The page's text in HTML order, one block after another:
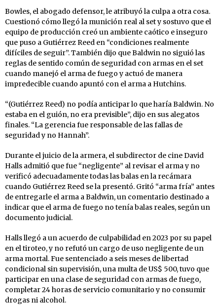
Bowles, el abogado defensor, le atribuyó la culpa a otra cosa.
Cuestionó cómo llegó la munición real al set y sostuvo que el
equipo de producción creó un ambiente caótico e inseguro
que puso a Gutiérrez Reed en “condiciones realmente
difíciles de seguir”. También dijo que Baldwin no siguió las
reglas de sentido común de seguridad con armas en el set
cuando manejó el arma de fuego y actuó de manera
impredecible cuando apuntó con el arma a Hutchins.
“(Gutiérrez Reed) no podía anticipar lo que haría Baldwin. No
estaba en el guión, no era previsible”, dijo en sus alegatos
finales. “La gerencia fue responsable de las fallas de
seguridad y no Hannah”.
Durante el juicio de la armera, el subdirector de cine David
Halls admitió que fue “negligente” al revisar el arma y no
verificó adecuadamente todas las balas en la recámara
cuando Gutiérrez Reed se la presentó. Gritó “arma fría” antes
de entregarle el arma a Baldwin, un comentario destinado a
indicar que el arma de fuego no tenía balas reales, según un
documento judicial.
Halls llegó a un acuerdo de culpabilidad en 2023 por su papel
en el tiroteo, y no refutó un cargo de uso negligente de un
arma mortal. Fue sentenciado a seis meses de libertad
condicional sin supervisión, una multa de US$ 500, tuvo que
participar en una clase de seguridad con armas de fuego,
completar 24 horas de servicio comunitario y no consumir
drogas ni alcohol.